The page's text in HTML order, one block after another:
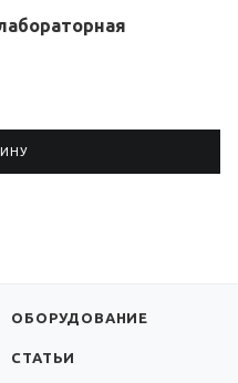
ОБОРУДОВАНИЕ
СТАТЬИ